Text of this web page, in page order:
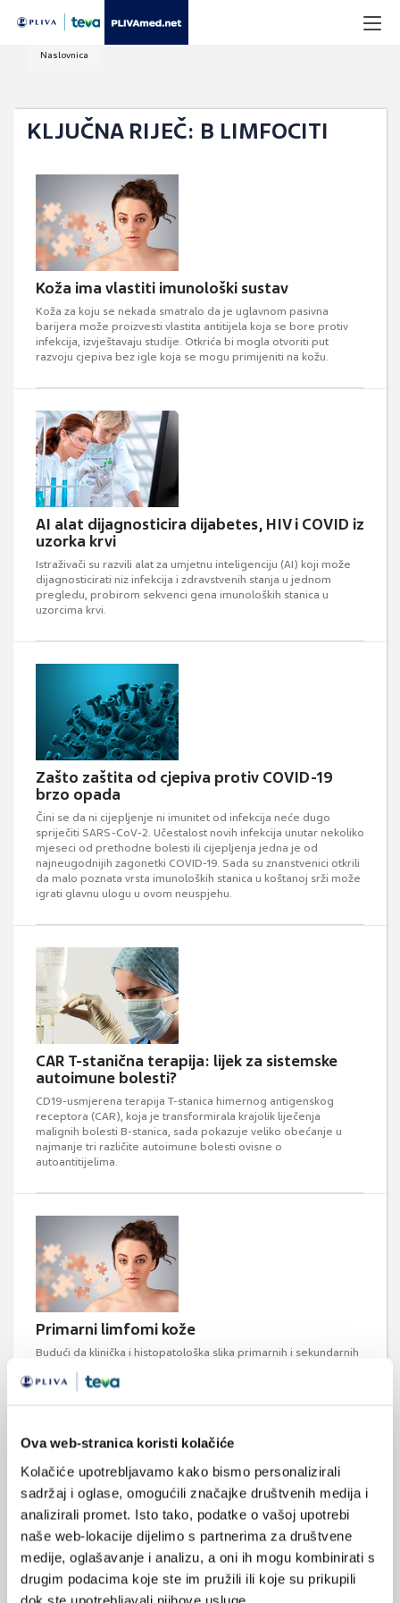
Ova web-stranica koristi kolačiće
Kolačiće upotrebljavamo kako bismo personalizirali
sadržaj i oglase, omogućili značajke društvenih medija i
analizirali promet. Isto tako, podatke o vašoj upotrebi
naše web-lokacije dijelimo s partnerima za društvene
medije, oglašavanje i analizu, a oni ih mogu kombinirati s
drugim podacima koje ste im pružili ili koje su prikupili
dok ste upotrebljavali njihove usluge.
Naslovnica
KLJUČNA RIJEČ: B LIMFOCITI
Koža ima vlastiti imunološki sustav
Koža za koju se nekada smatralo da je uglavnom pasivna
barijera može proizvesti vlastita antitijela koja se bore protiv
infekcija, izvještavaju studije. Otkrića bi mogla otvoriti put
razvoju cjepiva bez igle koja se mogu primijeniti na kožu.
AI alat dijagnosticira dijabetes, HIV i COVID iz
uzorka krvi
Istraživači su razvili alat za umjetnu inteligenciju (AI) koji može
dijagnosticirati niz infekcija i zdravstvenih stanja u jednom
pregledu, probirom sekvenci gena imunoloških stanica u
uzorcima krvi.
Zašto zaštita od cjepiva protiv COVID-19
brzo opada
Čini se da ni cijepljenje ni imunitet od infekcija neće dugo
spriječiti SARS-CoV-2. Učestalost novih infekcija unutar nekoliko
mjeseci od prethodne bolesti ili cijepljenja jedna je od
najneugodnijih zagonetki COVID-19. Sada su znanstvenici otkrili
da malo poznata vrsta imunoloških stanica u koštanoj srži može
igrati glavnu ulogu u ovom neuspjehu.
CAR T-stanična terapija: lijek za sistemske
autoimune bolesti?
CD19-usmjerena terapija T-stanica himernog antigenskog
receptora (CAR), koja je transformirala krajolik liječenja
malignih bolesti B-stanica, sada pokazuje veliko obećanje u
najmanje tri različite autoimune bolesti ovisne o
autoantitijelima.
Primarni limfomi kože
Budući da klinička i histopatološka slika primarnih i sekundarnih
obradu svakog bolesnika da bi se odredile te razlike, što je vrlo
Terapija refraktorne ALL zahtjeva
individualizirani pristup